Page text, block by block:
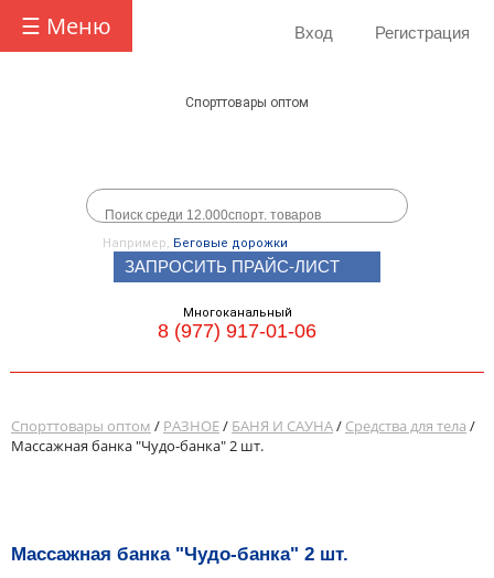
☰ Меню Вход Регистрация
Спорттовары оптом
Например, Беговые дорожки
ЗАПРОСИТЬ ПРАЙС-ЛИСТ
Многоканальный
8 (977) 917-01-06
Спорттовары оптом / РАЗНОЕ/ БАНЯ И САУНА/ Средства для тела /
Массажная банка "Чудо-банка" 2 шт.
Массажная банка "Чудо-банка" 2 шт.